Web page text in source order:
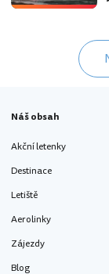
Náš obsah
Akční letenky
Destinace
Letiště
Aerolinky
Zájezdy
Blog